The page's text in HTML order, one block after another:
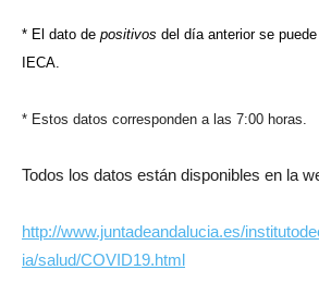
* El dato de positivos del día anterior se
IECA.
* Estos datos corresponden a las 7:00 horas.
Todos los datos están disponibles en la
http://www.juntadeandalucia.es/
ia/salud/COVID19.html